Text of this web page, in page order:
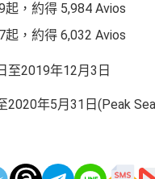
起，約得 5,984 Avios
起，約得 6,032 Avios
至2019年12月3日
2020年5月31日(Peak